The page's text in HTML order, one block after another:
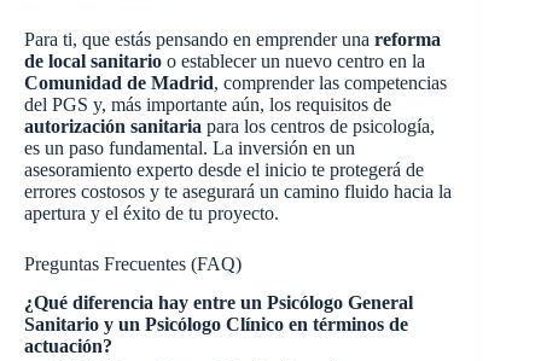
Para ti, que estás pensando en emprender una reforma
de local sanitario o establecer un nuevo centro en la
Comunidad de Madrid, comprender las competencias
del PGS y, más importante aún, los requisitos de
autorización sanitaria para los centros de psicología,
es un paso fundamental. La inversión en un
asesoramiento experto desde el inicio te protegerá de
errores costosos y te asegurará un camino fluido hacia la
apertura y el éxito de tu proyecto.
Preguntas Frecuentes (FAQ)
¿Qué diferencia hay entre un Psicólogo General
Sanitario y un Psicólogo Clínico en términos de
actuación?